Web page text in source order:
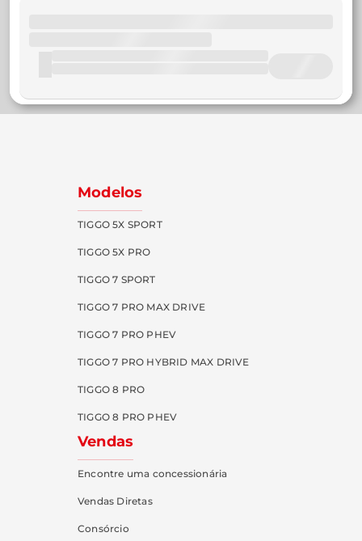
Modelos
TIGGO 5X SPORT
TIGGO 5X PRO
TIGGO 7 SPORT
TIGGO 7 PRO MAX DRIVE
TIGGO 7 PRO PHEV
TIGGO 7 PRO HYBRID MAX DRIVE
TIGGO 8 PRO
TIGGO 8 PRO PHEV
Vendas
Encontre uma concessionária
Vendas Diretas
Consórcio